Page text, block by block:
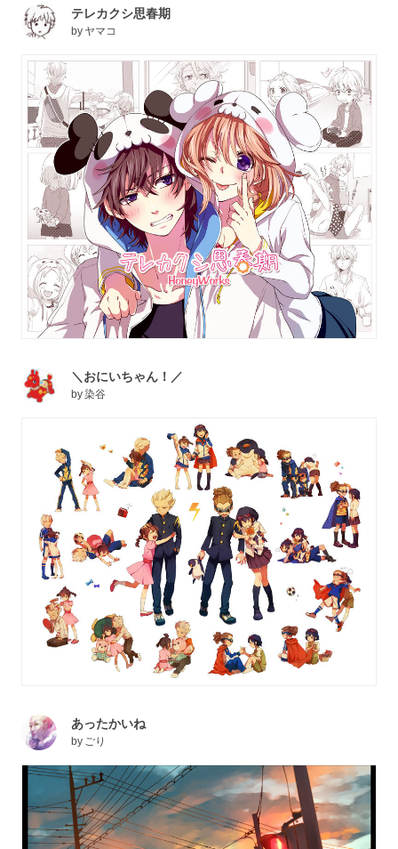
テレカクシ思春期
by ヤマコ
＼おにいちゃん！／
by染谷
あったかいね
by ごり